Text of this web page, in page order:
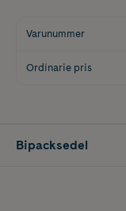
Varunummer
Ordinarie pris
Bipacksedel